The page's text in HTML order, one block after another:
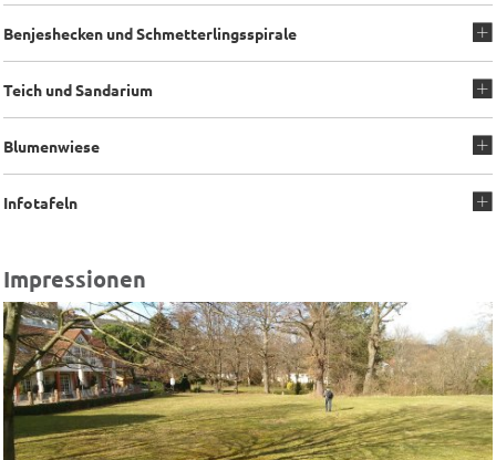
Benjeshecken und Schmetterlingsspirale
Teich und Sandarium
Blumenwiese
Infotafeln
Impressionen